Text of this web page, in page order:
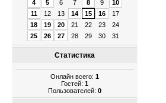
4
5 6 7 8 9
10
11
12 13 14 15 16
17
18
19 20 21 22 23
24
25
26 27 28 29 30 31
Статистика
Онлайн всего: 1
Гостей: 1
Пользователей: 0